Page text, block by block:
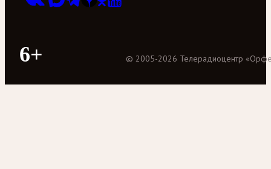
6+ © 2005-2026 Телерадиоцентр